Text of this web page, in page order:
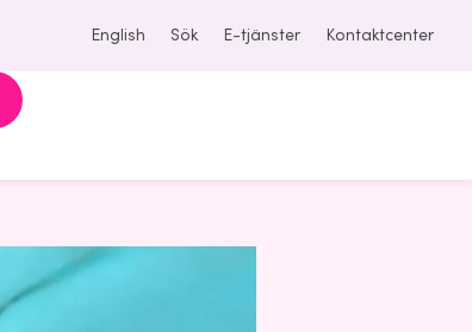
English Sök E-tjänster Kontaktcenter